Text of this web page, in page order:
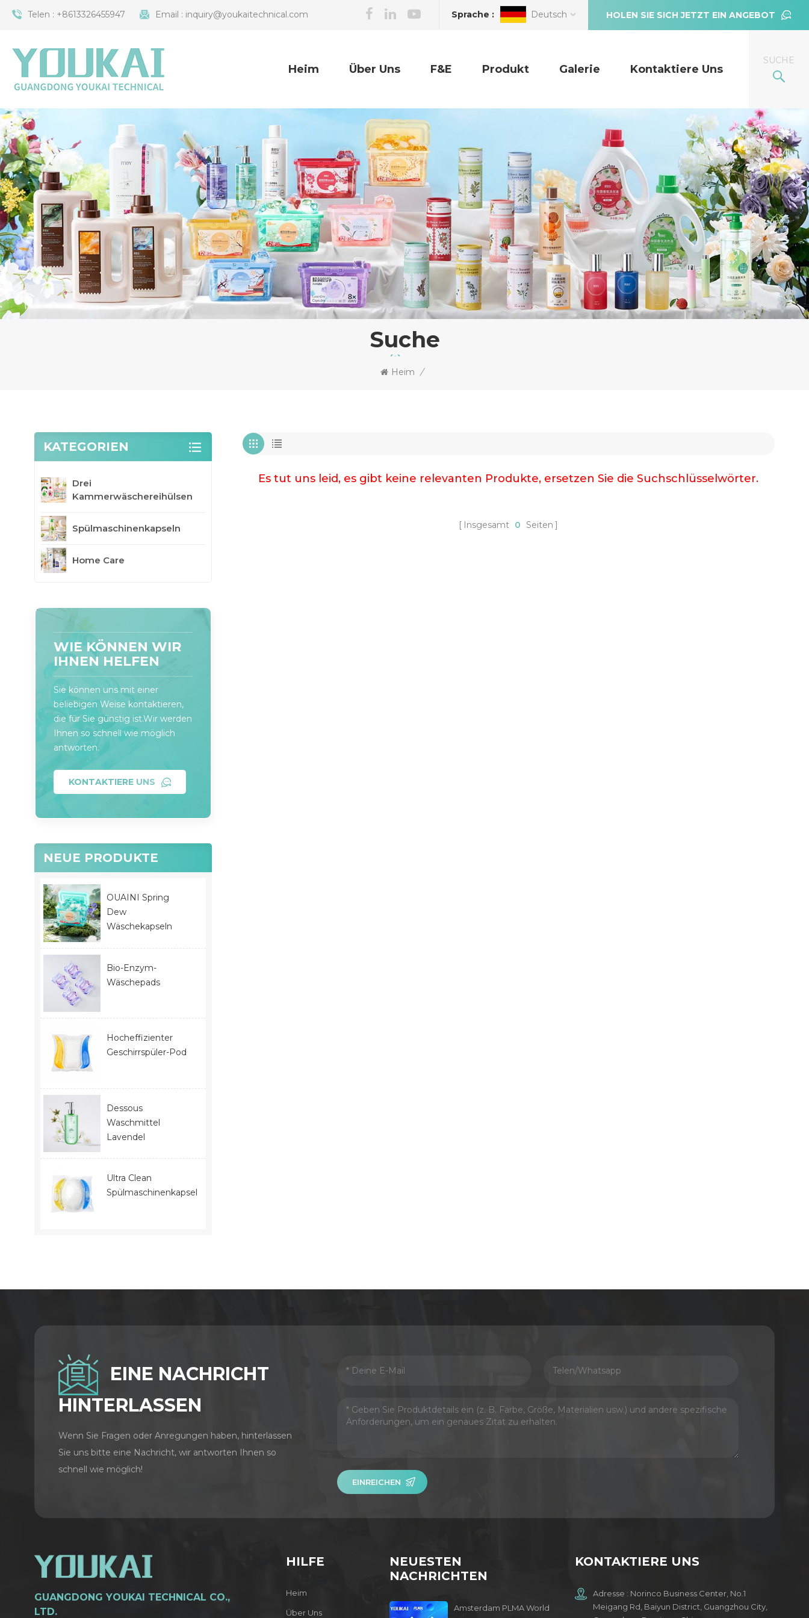
Telen : +8613326455947 Email : inquiry@youkaitechnical.com HOLEN SIE SICH JETZT EIN ANGEBOT
Sprache : Deutsch
SUCHE
Heim Über Uns F&E Produkt Galerie Kontaktiere Uns
Suche
Heim /
Es tut uns leid, es gibt keine relevanten Produkte, ersetzen Sie die Suchschlüsselwörter.
Insgesamt 0 Seiten
KATEGORIEN
Drei
Kammerwäschereihülsen
Spülmaschinenkapseln
Home Care
WIE KÖNNEN WIR
IHNEN HELFEN
Sie können uns mit einer
beliebigen Weise kontaktieren,
die für Sie günstig ist.Wir werden
Ihnen so schnell wie möglich
antworten.
KONTAKTIERE UNS
NEUE PRODUKTE
OUAINI Spring
Dew
Wäschekapseln
Bio-Enzym-
Wäschepads
Hocheffizienter
Geschirrspüler-Pod
Dessous
Waschmittel
Lavendel
Ultra Clean
Spülmaschinenkapseln
EINE NACHRICHT
HINTERLASSEN
Wenn Sie Fragen oder Anregungen haben, hinterlassen
Sie uns bitte eine Nachricht, wir antworten Ihnen so
schnell wie möglich!
EINREICHEN
GUANGDONG YOUKAI TECHNICAL CO.,
LTD.
KONTAKTIERE UNS
Adresse : Norinco Business Center, No.1
Meigang Rd, Baiyun District, Guangzhou City,
HILFE
Heim
Über Uns
NEUESTEN
NACHRICHTEN
Amsterdam PLMA World